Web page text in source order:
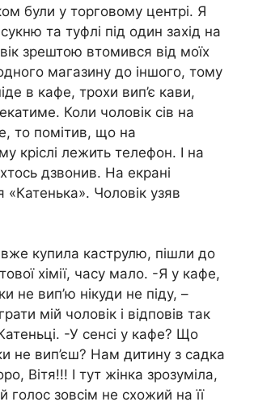
були у торговому центрі. Я
та туфлі під один захід на
зрештою втомився від моїх
магазину до іншого, тому
в кафе, трохи вип’є кави,
Коли чоловік сів на
то помітив, що на
кріслі лежить телефон. І на
дзвонив. На екрані
«Катенька». Чоловік узяв
купила каструлю, пішли до
хімії, часу мало. -Я у кафе,
не вип’ю нікуди не піду, –
мій чоловік і відповів так
-У сенсі у кафе? Що
не вип’єш? Нам дитину з садка
Вітя!!! І тут жінка зрозуміла,
голос зовсім не схожий на її